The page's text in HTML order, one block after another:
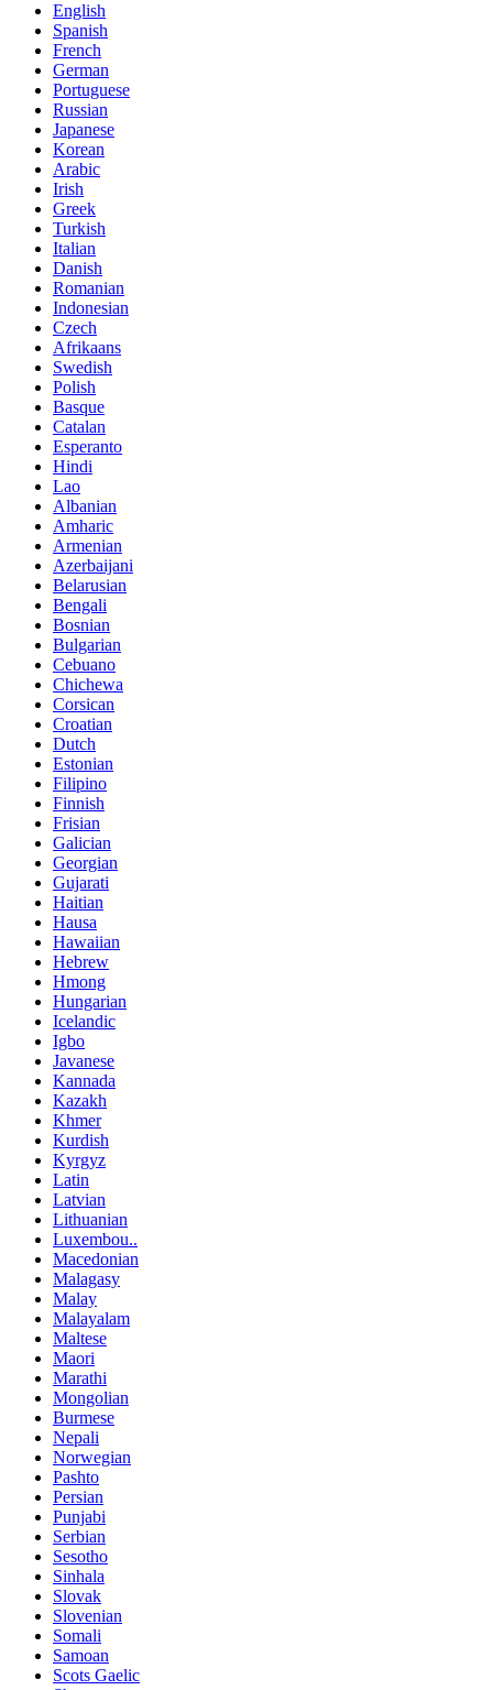
English
Spanish
French
German
Portuguese
Russian
Japanese
Korean
Arabic
Irish
Greek
Turkish
Italian
Danish
Romanian
Indonesian
Czech
Afrikaans
Swedish
Polish
Basque
Catalan
Esperanto
Hindi
Lao
Albanian
Amharic
Armenian
Azerbaijani
Belarusian
Bengali
Bosnian
Bulgarian
Cebuano
Chichewa
Corsican
Croatian
Dutch
Estonian
Filipino
Finnish
Frisian
Galician
Georgian
Gujarati
Haitian
Hausa
Hawaiian
Hebrew
Hmong
Hungarian
Icelandic
Igbo
Javanese
Kannada
Kazakh
Khmer
Kurdish
Kyrgyz
Latin
Latvian
Lithuanian
Luxembou..
Macedonian
Malagasy
Malay
Malayalam
Maltese
Maori
Marathi
Mongolian
Burmese
Nepali
Norwegian
Pashto
Persian
Punjabi
Serbian
Sesotho
Sinhala
Slovak
Slovenian
Somali
Samoan
Scots Gaelic